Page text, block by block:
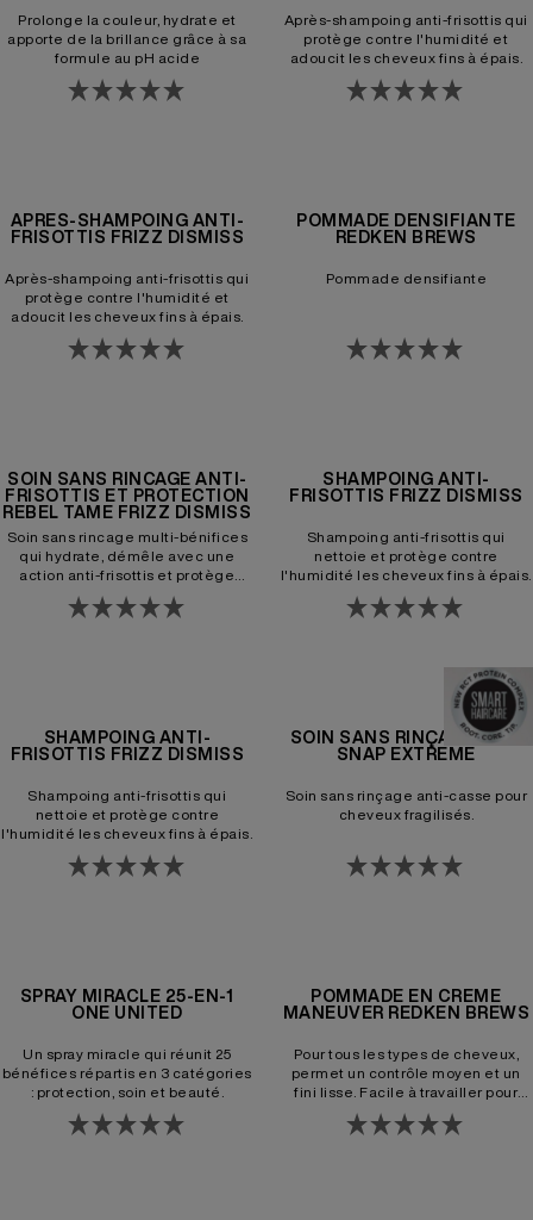
Prolonge la couleur, hydrate et
apporte de la brillance grâce à sa
formule au pH acide
Après-shampoing anti-frisottis qui
protège contre l'humidité et
adoucit les cheveux fins à épais.
APRÈS-SHAMPOING ANTI-
FRISOTTIS FRIZZ DISMISS
Après-shampoing anti-frisottis qui
protège contre l'humidité et
adoucit les cheveux fins à épais.
POMMADE DENSIFIANTE
REDKEN BREWS
Pommade densifiante
SOIN SANS RINCAGE ANTI-
FRISOTTIS ET PROTECTION
REBEL TAME FRIZZ DISMISS
Soin sans rincage multi-bénifices
qui hydrate, démêle avec une
action anti-frisottis et protège
contre la chaleur les cheveux fins à
épais.
SHAMPOING ANTI-
FRISOTTIS FRIZZ DISMISS
Shampoing anti-frisottis qui
nettoie et protège contre
l'humidité les cheveux fins à épais.
SHAMPOING ANTI-
FRISOTTIS FRIZZ DISMISS
Shampoing anti-frisottis qui
nettoie et protège contre
l'humidité les cheveux fins à épais.
SOIN SANS RINÇAGE ANTI
SNAP EXTREME
Soin sans rinçage anti-casse pour
cheveux fragilisés.
SPRAY MIRACLE 25-EN-1
ONE UNITED
Un spray miracle qui réunit 25
bénéfices répartis en 3 catégories
: protection, soin et beauté.
POMMADE EN CRÈME
MANEUVER REDKEN BREWS
Pour tous les types de cheveux,
permet un contrôle moyen et un
fini lisse. Facile à travailler pour
créer des styles à la structure
légère et sans résidus.